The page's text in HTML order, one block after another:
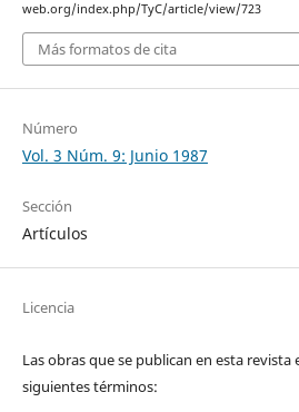
web.org/index.php/TyC/article/view/723
Más formatos de cita
Número
Vol. 3 Núm. 9: Junio 1987
Sección
Artículos
Licencia
Las obras que se publican en esta revista
siguientes términos: